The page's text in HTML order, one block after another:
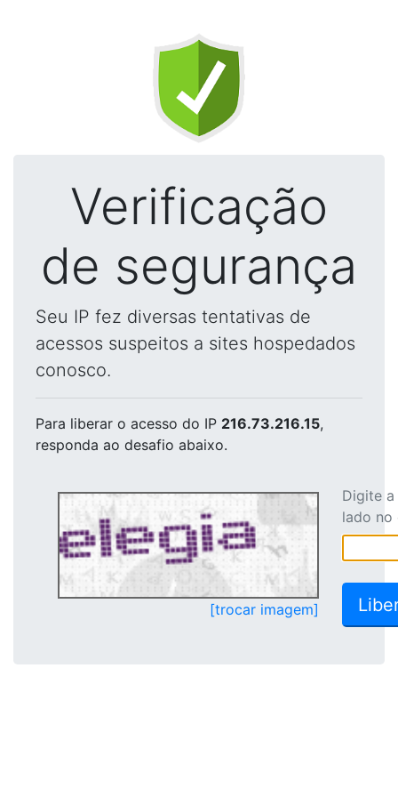
Verificação
de segurança
Seu IP fez diversas tentativas de
acessos suspeitos a sites hospedados
conosco.
Para liberar o acesso do IP 216.73.216.15,
responda ao desafio abaixo.
[trocar imagem]
Digite
lado no